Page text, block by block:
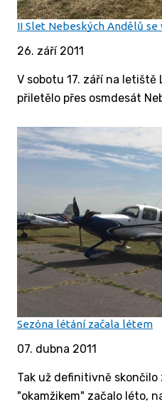
II Slet Nebeských Andělů se
26. září 2011
V sobotu 17. září na letiště
přiletělo přes osmdesát
Sezóna létání začala létem
07. dubna 2011
Tak už definitivně skončilo
"okamžikem" začalo léto,